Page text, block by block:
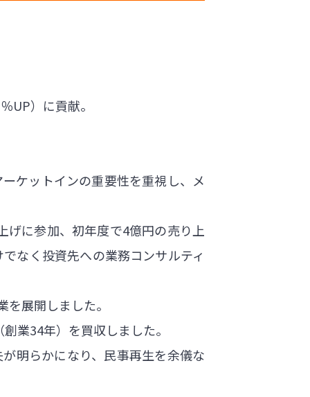
UP）に貢献。
ケットインの重要性を重視し、メ
げに参加、初年度で4億円の売り上
なく投資先への業務コンサルティ
展開しました。
業34年）を買収しました。
明らかになり、民事再生を余儀な